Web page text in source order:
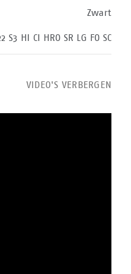
Zwart
S3 HI CI HRO SR LG FO SC
VIDEO'S VERBERGEN